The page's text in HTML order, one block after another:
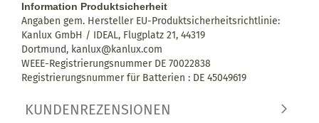
Information Produktsicherheit
Angaben gem. Hersteller EU-Produktsicherheitsrichtlinie:
Kanlux GmbH / IDEAL, Flugplatz 21, 44319
Dortmund, kanlux@kanlux.com
WEEE-Registrierungsnummer DE 70022838
Registrierungsnummer für Batterien : DE 45049619
KUNDENREZENSIONEN